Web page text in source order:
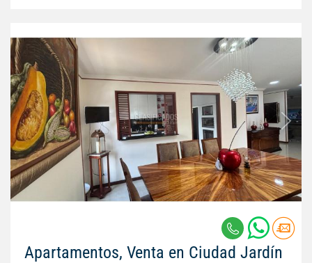
Apartamentos, Venta en Ciudad Jardín